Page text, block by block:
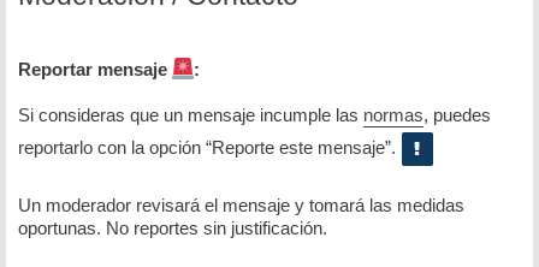
Reportar mensaje :
Si consideras que un mensaje incumple las normas, puedes
reportarlo con la opción “Reporte este mensaje”.
Un moderador revisará el mensaje y tomará las medidas
oportunas. No reportes sin justificación.